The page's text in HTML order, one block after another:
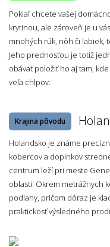
Pokiaľ chcete vašej
krytinou, ale zároveň je u
mnohých rúk, nôh či labiek,
Jeho prednosťou je totiž
obávať položiť ho aj tam,
veľa chlpov.
Krajina pôvodu
Holandsko je známe
kobercov a doplnkov
centrum leží pri meste
oblasti. Okrem metrážnych
podlahy, pričom dôraz je
praktickosť výsledného